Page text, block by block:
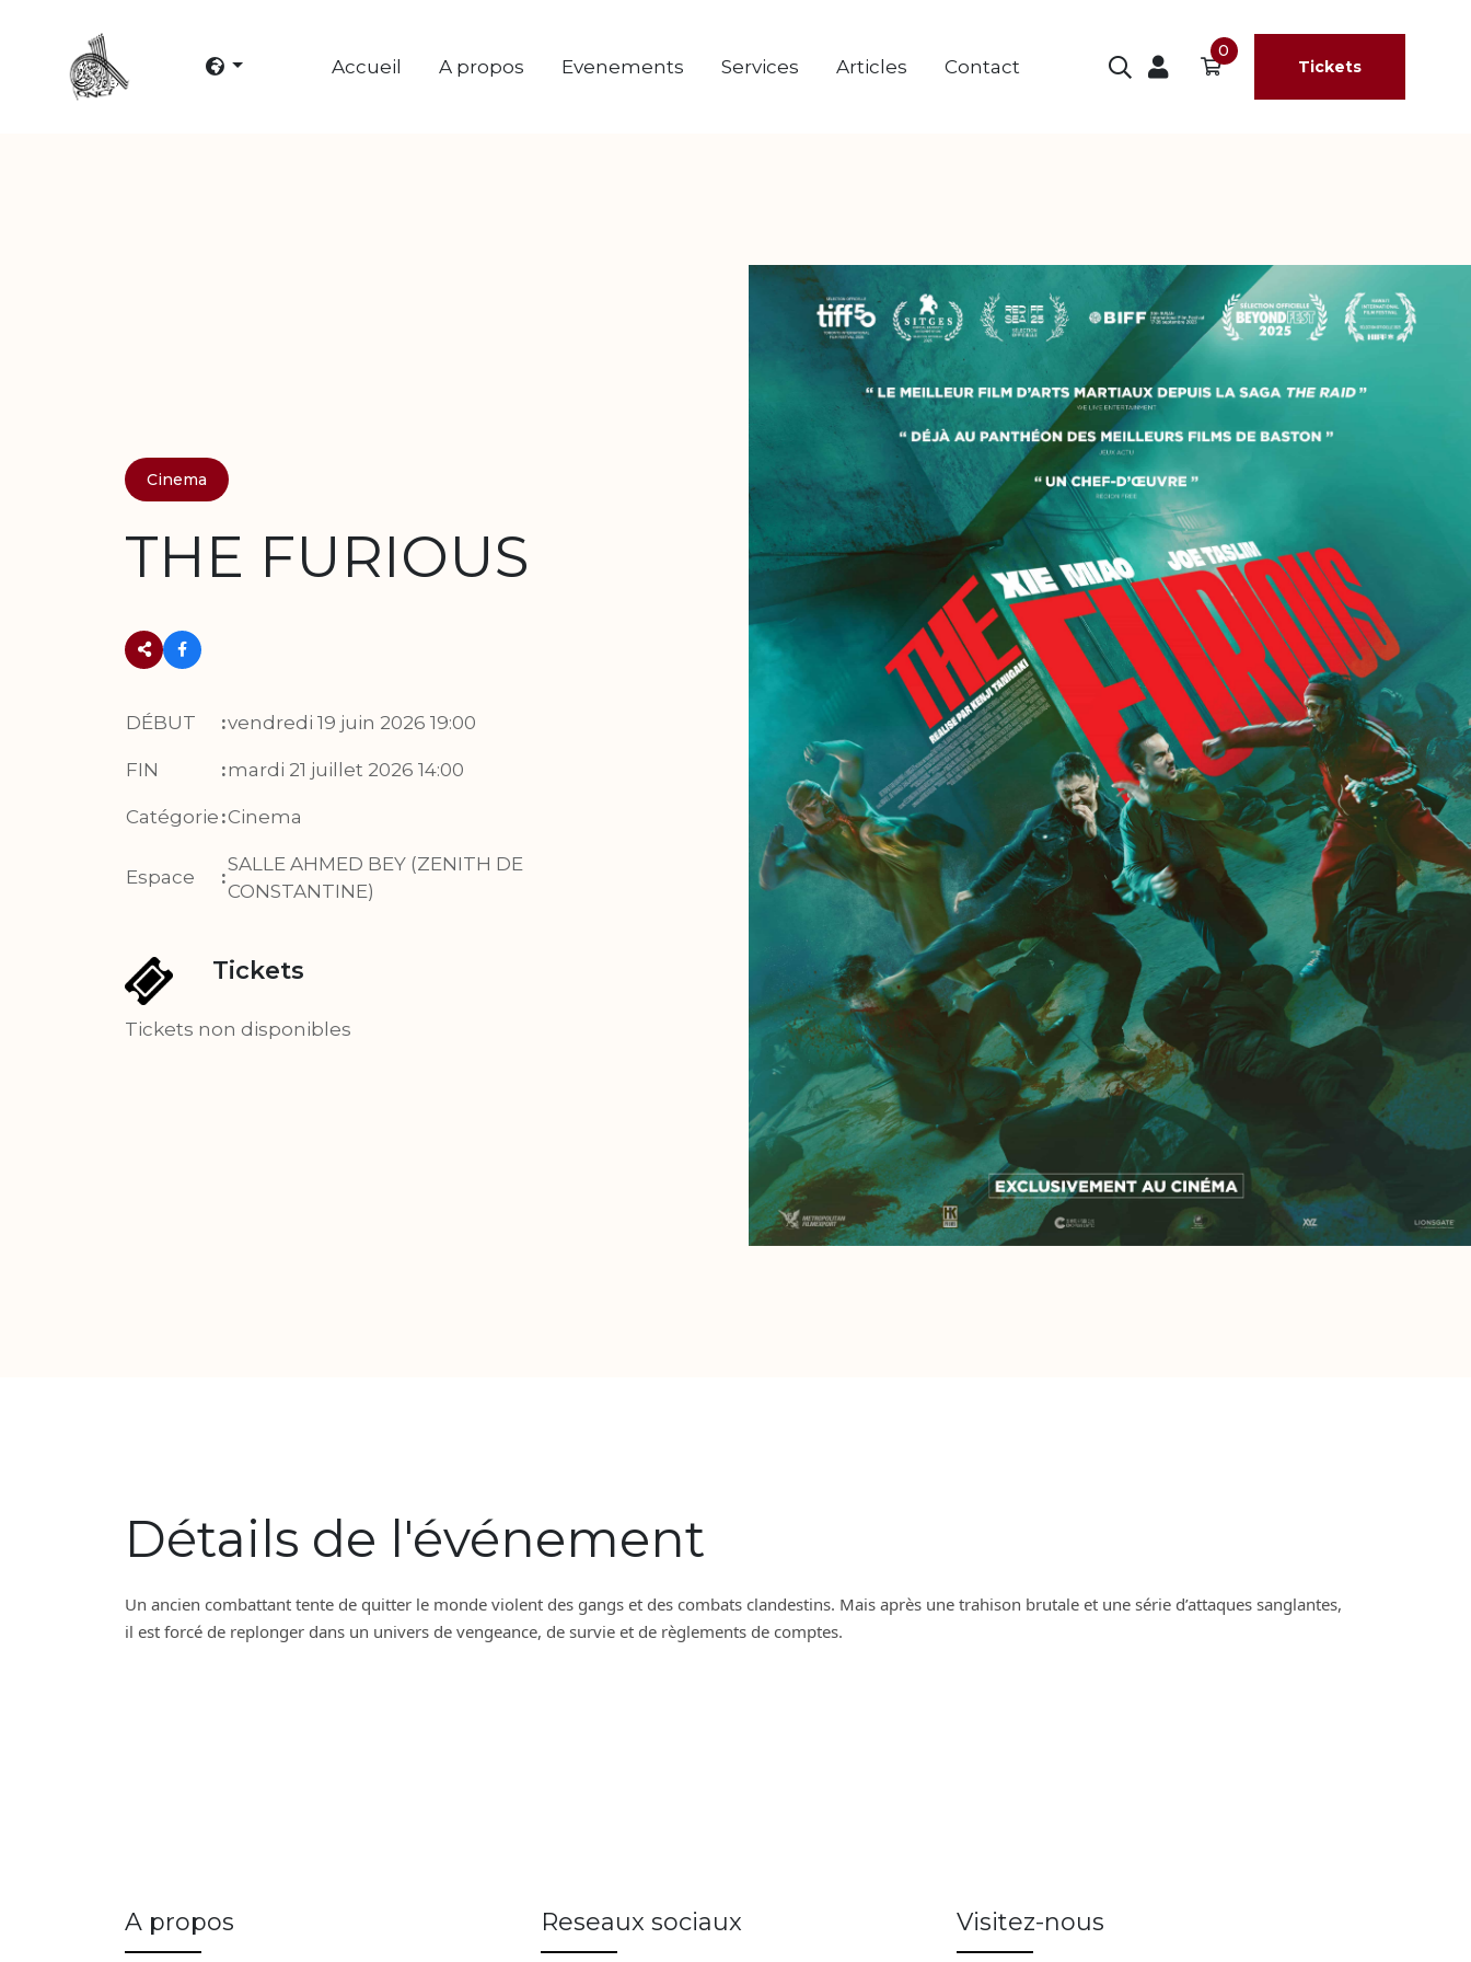
Accueil A propos Evenements Services Articles Contact
0
Tickets
Cinema
THE FURIOUS
DÉBUT :vendredi 19 juin 2026 19:00
FIN :mardi 21 juillet 2026 14:00
Catégorie :Cinema
Espace :
SALLE AHMED BEY (ZENITH DE
CONSTANTINE)
Tickets
Tickets non disponibles
Détails de l'événement
Un ancien combattant tente de quitter le monde violent des gangs et des combats clandestins. Mais après une trahison brutale et une série d’attaques sanglantes,
il est forcé de replonger dans un univers de vengeance, de survie et de règlements de comptes.
A propos Reseaux sociaux Visitez-nous